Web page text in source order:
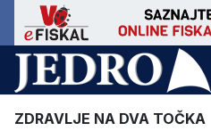
ZDRAVLJE NA DVA TOČKA